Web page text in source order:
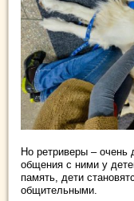
Но ретриверы – очень
общения с ними у
память, дети
общительными.